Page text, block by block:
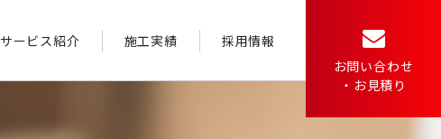
サービス紹介 施工実績
採用情報
お問い合わせ
・お見積り